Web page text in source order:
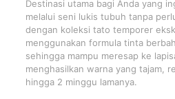
Destinasi utama bagi Anda yang
melalui seni lukis tubuh tanpa
dengan koleksi tato temporer
menggunakan formula tinta
sehingga mampu meresap ke
menghasilkan warna yang tajam,
hingga 2 minggu lamanya.